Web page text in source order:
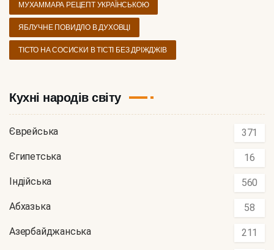
МУХАММАРА РЕЦЕПТ УКРАЇНСЬКОЮ
ЯБЛУЧНЕ ПОВИДЛО В ДУХОВЦІ
ТІСТО НА СОСИСКИ В ТІСТІ БЕЗ ДРІЖДЖІВ
Кухні народів світу
Єврейська 371
Єгипетська 16
Індійська 560
Абхазька 58
Азербайджанська 211